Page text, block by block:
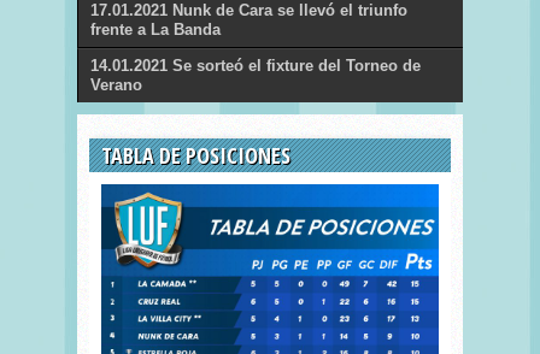
17.01.2021 Nunk de Cara se llevó el triunfo
frente a La Banda
14.01.2021 Se sorteó el fixture del Torneo de
Verano
TABLA DE POSICIONES